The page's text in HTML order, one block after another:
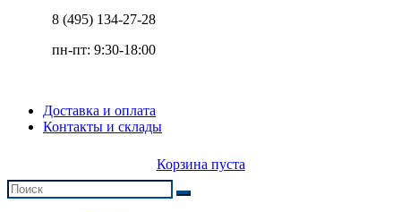
8 (495) 134-27-28
пн-пт: 9:30-18:00
Доставка и оплата
Контакты и склады
Корзина пуста